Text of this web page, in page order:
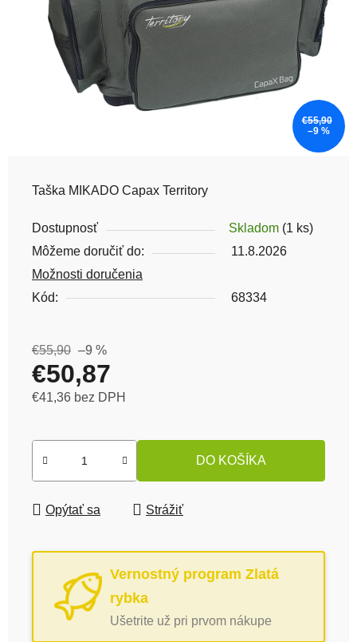
Taška MIKADO Capax Territory
Dostupnosť Skladom (1 ks)
Môžeme doručiť do:
11.8.2026
Možnosti doručenia
Kód:
68334
€55,90 –9 %
€50,87
€41,36 bez DPH
DO KOŠÍKA
Opýtať sa Strážiť
Vernostný program Zlatá
rybka
Ušetrite už pri prvom nákupe
€55,90
–9 %